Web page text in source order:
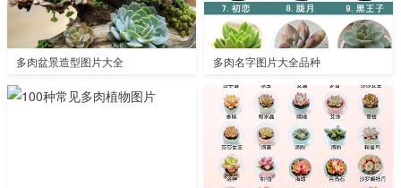
多肉盆景造型图片大全 多肉名字图片大全品种